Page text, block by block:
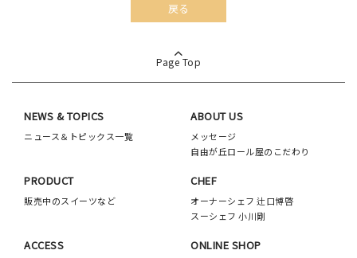
戻る
Page Top
NEWS & TOPICS
ニュース＆トピックス一覧
ABOUT US
メッセージ
自由が丘ロール屋のこだわり
PRODUCT
販売中のスイーツなど
CHEF
オーナーシェフ 辻口博啓
スーシェフ 小川剛
ACCESS ONLINE SHOP